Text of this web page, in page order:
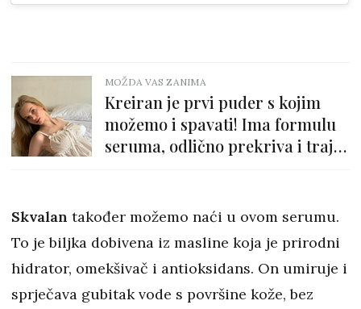
MOŽDA VAS ZANIMA
Kreiran je prvi puder s kojim
možemo i spavati! Ima formulu
seruma, odlično prekriva i traje
Skvalan također možemo naći u ovom serumu.
To je biljka dobivena iz masline koja je prirodni
hidrator, omekšivač i antioksidans. On umiruje i
sprječava gubitak vode s površine kože, bez